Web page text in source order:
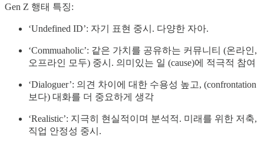
Gen Z 행태 특징:
‘Undefined ID’: 자기 표현 중시. 다양한 자아.
‘Commuaholic’: 같은 가치를 공유하는 커뮤니티 (온라인,
오프라인 모두) 중시. 의미있는 일 (cause)에 적극적 참여
‘Dialoguer’: 의견 차이에 대한 수용성 높고, (confrontation
보다) 대화를 더 중요하게 생각
‘Realistic’: 지극히 현실적이며 분석적. 미래를 위한 저축,
직업 안정성 중시.